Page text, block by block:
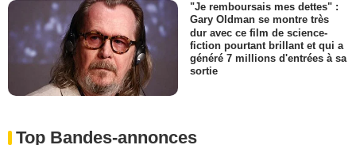
"Je remboursais mes dettes" :
Gary Oldman se montre très
dur avec ce film de science-
fiction pourtant brillant et qui a
généré 7 millions d'entrées à sa
sortie
Top Bandes-annonces